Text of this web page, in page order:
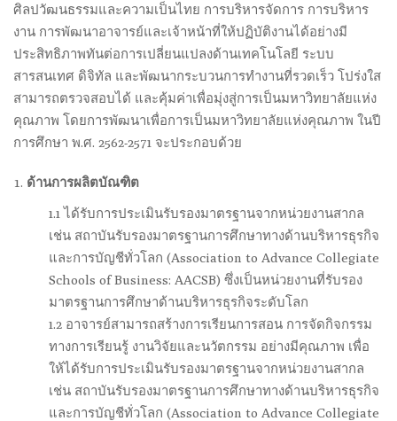
ศิลปวัฒนธรรมและความเป็นไทย การบริหารจัดการ การบริหาร
งาน การพัฒนาอาจารย์และเจ้าหน้าที่ให้ปฏิบัติงานได้อย่างมี
ประสิทธิภาพทันต่อการเปลี่ยนแปลงด้านเทคโนโลยี ระบบ
สารสนเทศ ดิจิทัล และพัฒนากระบวนการทำงานที่รวดเร็ว โปร่งใส
สามารถตรวจสอบได้ และคุ้มค่าเพื่อมุ่งสู่การเป็นมหาวิทยาลัยแห่ง
คุณภาพ โดยการพัฒนาเพื่อการเป็นมหาวิทยาลัยแห่งคุณภาพ ในปี
การศึกษา พ.ศ. 2562-2571 จะประกอบด้วย
ด้านการผลิตบัณฑิต
1.1 ได้รับการประเมินรับรองมาตรฐานจากหน่วยงานสากล
เช่น สถาบันรับรองมาตรฐานการศึกษาทางด้านบริหารธุรกิจ
และการบัญชีทั่วโลก (Association to Advance Collegiate
Schools of Business: AACSB) ซึ่งเป็นหน่วยงานที่รับรอง
มาตรฐานการศึกษาด้านบริหารธุรกิจระดับโลก
1.2 อาจารย์สามารถสร้างการเรียนการสอน การจัดกิจกรรม
ทางการเรียนรู้ งานวิจัยและนวัตกรรม อย่างมีคุณภาพ เพื่อ
ให้ได้รับการประเมินรับรองมาตรฐานจากหน่วยงานสากล
เช่น สถาบันรับรองมาตรฐานการศึกษาทางด้านบริหารธุรกิจ
และการบัญชีทั่วโลก (Association to Advance Collegiate